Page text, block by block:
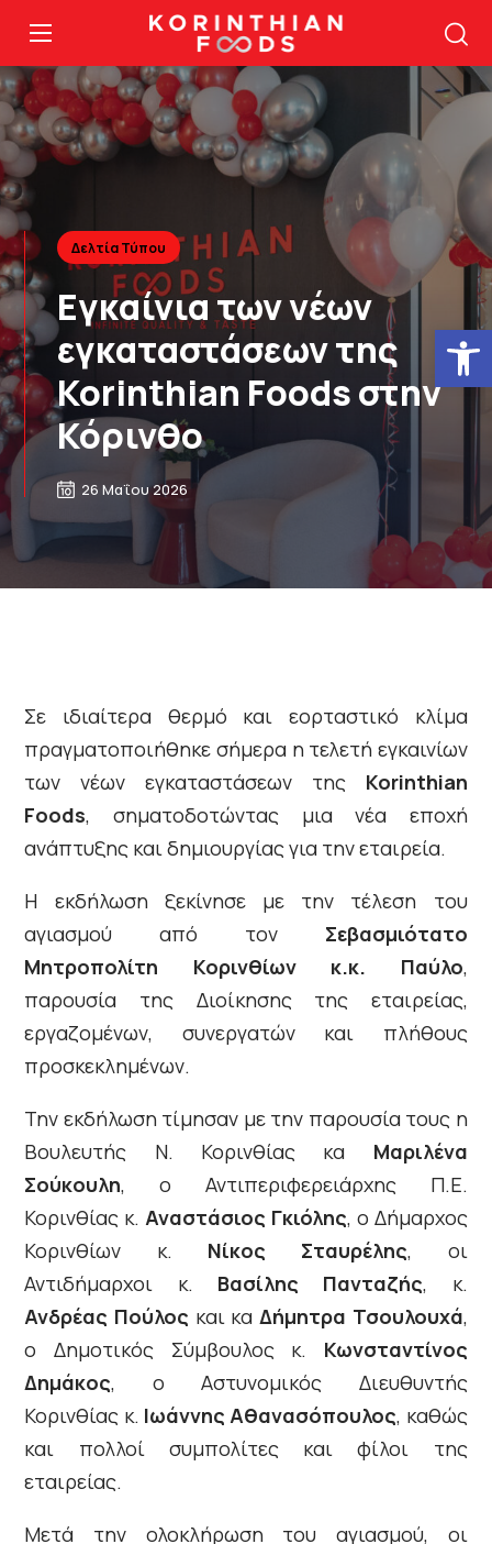
Δελτία Τύπου
Εγκαίνια των νέων
εγκαταστάσεων της
Korinthian Foods στην
Κόρινθο
26 Μαΐου 2026
Σε ιδιαίτερα θερμό και εορταστικό κλίμα
πραγματοποιήθηκε σήμερα η τελετή εγκαινίων
των νέων εγκαταστάσεων της Korinthian
Foods, σηματοδοτώντας μια νέα εποχή
ανάπτυξης και δημιουργίας για την εταιρεία.
Η εκδήλωση ξεκίνησε με την τέλεση του
αγιασμού από τον Σεβασμιότατο
Μητροπολίτη Κορινθίων κ.κ. Παύλο,
παρουσία της Διοίκησης της εταιρείας,
εργαζομένων, συνεργατών και πλήθους
προσκεκλημένων.
Την εκδήλωση τίμησαν με την παρουσία τους η
Βουλευτής Ν. Κορινθίας κα Μαριλένα
Σούκουλη, ο Αντιπεριφερειάρχης Π.Ε.
Κορινθίας κ.Αναστάσιος Γκιόλης, ο Δήμαρχος
Κορινθίων κ. Νίκος Σταυρέλης, οι
Αντιδήμαρχοι κ. Βασίλης Πανταζής, κ.
Ανδρέας Πούλος και κα Δήμητρα Τσουλουχά,
ο Δημοτικός Σύμβουλος κ. Κωνσταντίνος
Δημάκος, ο Αστυνομικός Διευθυντής
Κορινθίας κ. Ιωάννης Αθανασόπουλος, καθώς
και πολλοί συμπολίτες και φίλοι της
εταιρείας.
Μετά την ολοκλήρωση του αγιασμού, οι